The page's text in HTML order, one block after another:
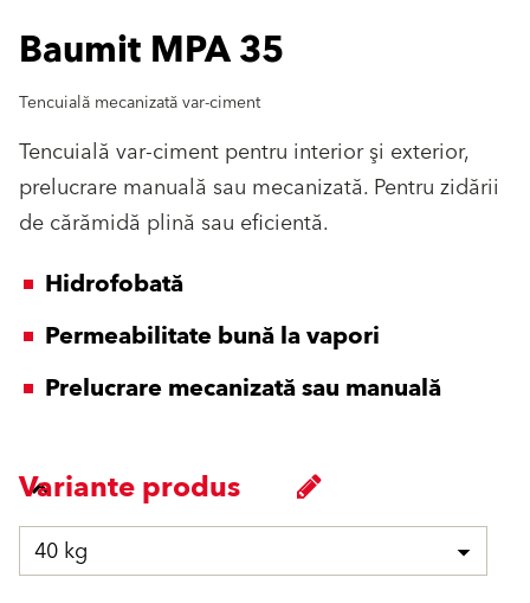
Baumit MPA 35
Tencuială mecanizată var-ciment
Tencuială var-ciment pentru interior şi exterior,
prelucrare manuală sau mecanizată. Pentru zidării
de cărămidă plină sau eficientă.
Hidrofobată
Permeabilitate bună la vapori
Prelucrare mecanizată sau manuală
Variante produs
40 kg